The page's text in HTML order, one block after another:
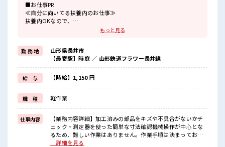
■お仕事PR
≪自分に向いてる扶養内のお仕事≫
扶養内OKなので、
主婦&主夫さんも気軽にご応募くださいね♪
もちろん男性の応募も歓迎ですよ！
≪稼ぎたい人向け≫
高収入を希望される方にオススメ。
残業は月20時間以上あります♪
≪モチベーションもUP≫
派手過ぎなければ髪型や髪色自由♪
(規定有)≪機能的な制服アリ≫
制服があるので、
毎日の服装の悩み解消♪
≪自分に向いている仕事が探せる≫
困った事などがあれば、
担当がしっかりサポートします！
もっと見る
勤 務 地
山形県長井市
【最寄駅】時庭 ／ 山形鉄道フラワー長井線
給 与 【時給】1,150 円
職 種 軽作業
仕事内容
【業務内容詳細】加工済みの部品をキズや不具合がないかチ
ェック・測定器を使った簡単な寸法確認機械操作が中心とな
るため、難しい作業はありません。作業手順は決まってお
り、先輩社員が丁寧に指導するので製造未経験の方も安心し
…詳細を見る